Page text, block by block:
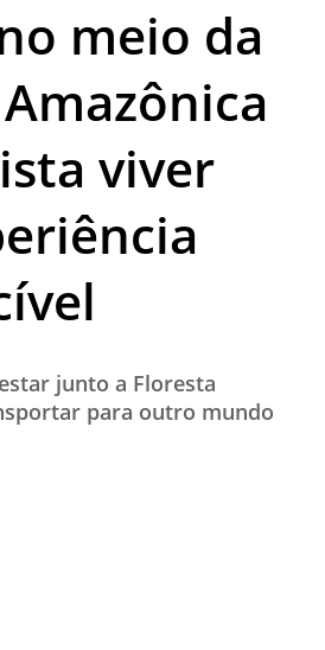
SA TV
E APROVADO
PARCEIROS
SOMOS - EQUIPE
CONTATO
meio da
viver
junto a Floresta
para outro mundo